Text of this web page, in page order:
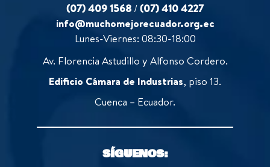
(07) 409 1568 /(07) 410 4227
info@muchomejorecuador.org.ec
Lunes-Viernes: 08:30-18:00
Av. Florencia Astudillo y Alfonso Cordero.
Edificio Cámara de Industrias, piso 13.
Cuenca – Ecuador.
SÍGUENOS: